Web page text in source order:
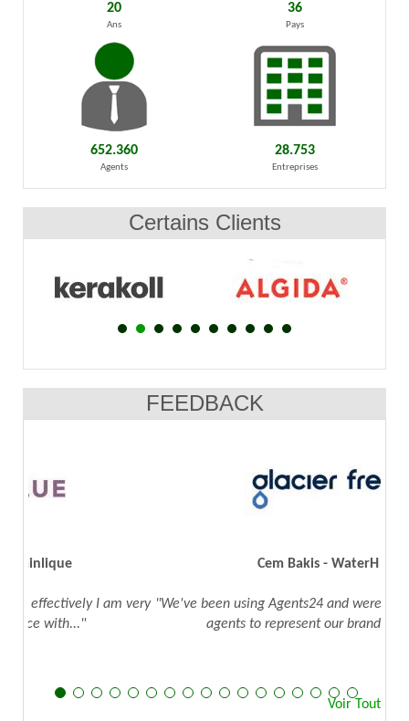
20
Ans
36
Pays
652.360
Agents
28.753
Entreprises
Certains Clients
FEEDBACK
Cem Bakis - WaterH Inc.
"We've been using Agents24 and were able to identify sales
agents to represent our brand. We were..."
Voir Tout